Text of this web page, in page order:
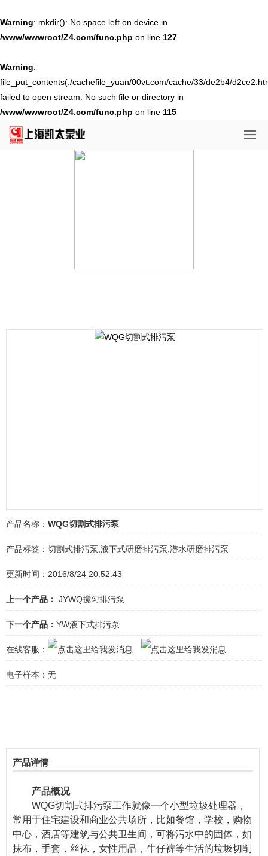
Warning: mkdir(): No space left on device in
/www/wwwroot/Z4.com/func.php on line 127
Warning:
file_put_contents(./cachefile_yuan/00vt.com/cache/33/de2b4/
failed to open stream: No such file or directory in
/www/wwwroot/Z4.com/func.php on line 115
产品名称： WQG切割式排污泵
产品标签： 切割式排污泵,液下式研磨排污泵,潜水研磨排污泵
更新时间：2016/8/24 20:52:43
上一个产品： JYWQ搅匀排污泵
下一个产品： YW液下式排污泵
在线客服：
电子样本： 无
产品详情
产品概况
WQG切割式排污泵工作就像一个小型垃圾处理器，
常用于住宅建设和商业公共场所，比如餐馆，学校，购物
中心，酒店等建筑与公共卫生间，可将污水中的固体，如
抹布，手套，丝袜，女性用品，牛仔裤等生活的垃圾切削